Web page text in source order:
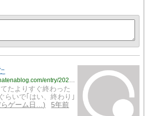
たよりすぐ終わった
らいで｢はい、終わり｣
らゲーム日…
5年前